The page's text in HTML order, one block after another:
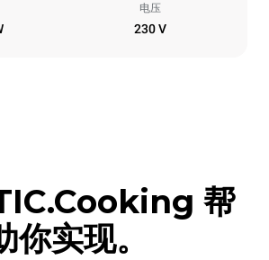
电压
230 V
帮
你实现。